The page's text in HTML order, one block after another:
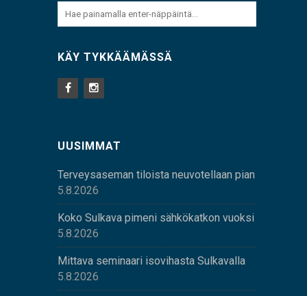
KÄY TYKKÄÄMÄSSÄ
UUSIMMAT
Terveysaseman tiloista neuvotellaan pian
5.8.2026
Koko Sulkava pimeni sähkökatkon vuoksi
5.8.2026
Mittava seminaari isovihasta Sulkavalla
5.8.2026